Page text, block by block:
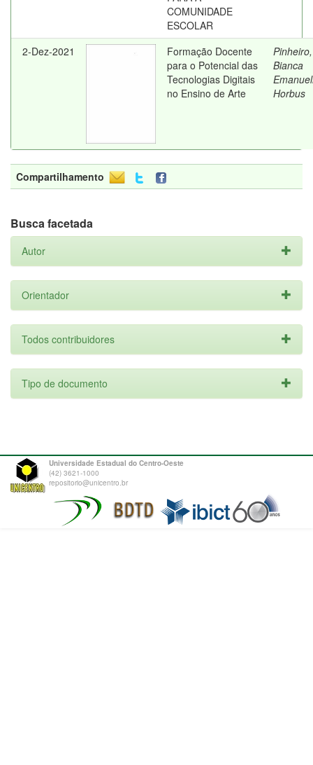
COMUNIDADE
ESCOLAR
2-Dez-2021
Formação Docente
para o Potencial das
Tecnologias Digitais
no Ensino de Arte
Pinheiro,
Bianca
Horbus
Compartilhamento
Busca facetada
Autor
Orientador
Todos contribuidores
Tipo de documento
Universidade Estadual do Centro-Oeste
(42) 3621-1000
repositorio@unicentro.br